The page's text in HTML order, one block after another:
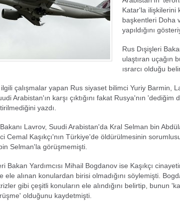
Katar'la ilişkilerini
başkentleri Doha
yapıldığını
Rus Dışişleri
ulaştıran uçağın
ısrarcı olduğu
çalışmalar yapan Rus siyaset bilimci Yuriy Barmin,
Arabistan'ın karşı çıktığını fakat Rusya'nın
yazdı.
Lavrov, Suudi Arabistan'da Kral Selman bin
Cemal Kaşıkçı'nın Türkiye'de öldürülmesinin
Selman'la görüşmemişti.
Bakan Yardımcısı Mihail Bogdanov ise Kaşıkçı
ele alınan konulardan birisi olmadığını söylemişti.
gibi çeşitli konuların ele alındığını belirtip, bunun
olduğunu kaydetmişti.